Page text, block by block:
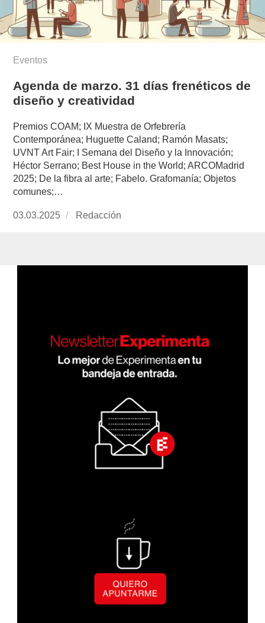
Eventos
Agenda de marzo. 31 días frenéticos de
diseño y creatividad
Premios COAM; IX Muestra de Orfebrería
Contemporánea; Huguette Caland; Ramón Masats;
UVNT Art Fair; I Semana del Diseño y la Innovación;
Héctor Serrano; Best House in the World; ARCOMadrid
2025; De la fibra al arte; Fabelo. Grafomanía; Objetos
comunes;…
Publicado
03.03.2025 https://www.experimenta.es/author/redaccion/
Redacción